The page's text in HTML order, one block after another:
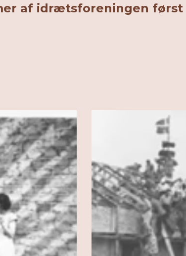
af idrætsforeningen først